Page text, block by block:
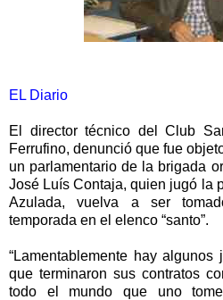
EL Diario
El director técnico del Club
Ferrufino, denunció que fue
un parlamentario de la brigada
José Luís Contaja, quien jugó la
Azulada, vuelva a ser
temporada en el elenco “santo”.
“Lamentablemente hay
que terminaron sus contratos
todo el mundo que uno